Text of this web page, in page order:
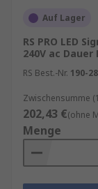
Auf Lager
RS PRO LED
240V ac
RS Best.-Nr. 190-
Zwischensumme
202,43 €(ohne
Menge